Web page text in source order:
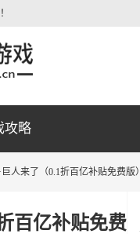
攻略
巨人来了（0.1折百亿补贴免费版）
百亿补贴免费